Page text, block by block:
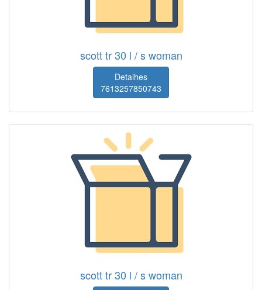
scott tr 30 l / s woman
Detalhes
7613257850743
scott tr 30 l / s woman